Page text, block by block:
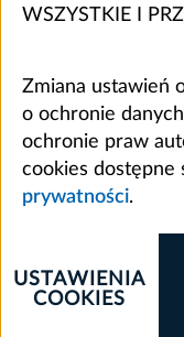
WSZYSTKIE I
Zmiana ustawień
o ochronie
ochronie praw
cookies dostępne
prywatności.
USTAWIENIA
COOKIES